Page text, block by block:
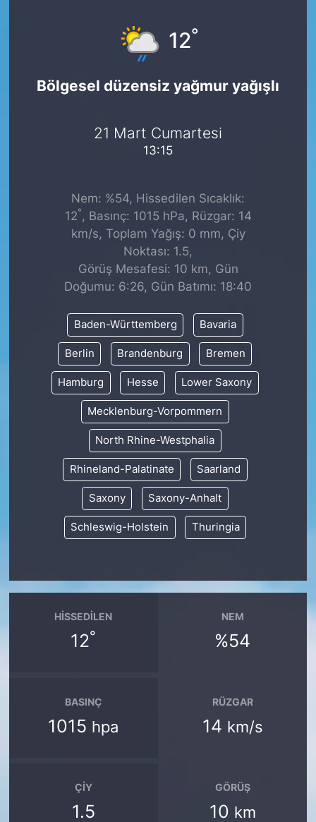
12°
Bölgesel düzensiz yağmur yağışlı
21 Mart Cumartesi
13:15
Nem: %54, Hissedilen Sıcaklık:
12° , Basınç: 1015 hPa, Rüzgar: 14
km/s, Toplam Yağış: 0 mm, Çiy
Noktası: 1.5,
Görüş Mesafesi: 10 km, Gün
Doğumu: 6:26, Gün Batımı: 18:40
Baden-Württemberg Bavaria
Berlin Brandenburg Bremen
Hamburg Hesse Lower Saxony
Mecklenburg-Vorpommern
North Rhine-Westphalia
Rhineland-Palatinate Saarland
Saxony Saxony-Anhalt
Schleswig-Holstein Thuringia
HISSEDILEN
12°
NEM
%54
BASINÇ
1015 hpa
RÜZGAR
14 km/s
ÇIY
1.5
GÖRÜŞ
10 km